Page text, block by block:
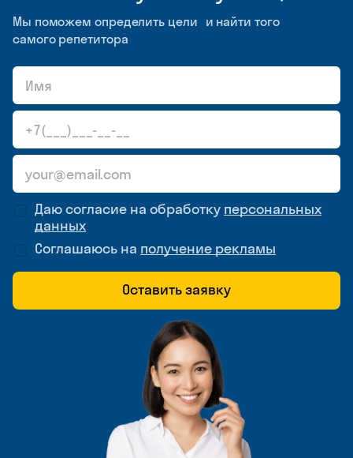
Мы поможем определить цели и найти того
самого репетитора
Даю согласие на обработку персональных
данных
Соглашаюсь на получение рекламы
Оставить заявку